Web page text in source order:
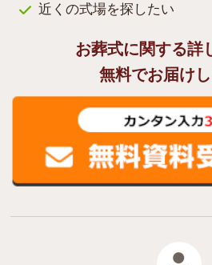
近くの式場を探したい
お葬式に関する詳
無料でお届けし